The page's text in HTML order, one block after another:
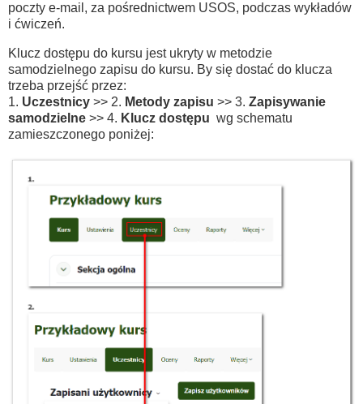
poczty e-mail, za pośrednictwem USOS, podczas wykładów
i ćwiczeń.
Klucz dostępu do kursu jest ukryty w metodzie
samodzielnego zapisu do kursu. By się dostać do klucza
trzeba przejść przez:
1. Uczestnicy >> 2. Metody zapisu >> 3. Zapisywanie
samodzielne >> 4. Klucz dostępu wg schematu
zamieszczonego poniżej: